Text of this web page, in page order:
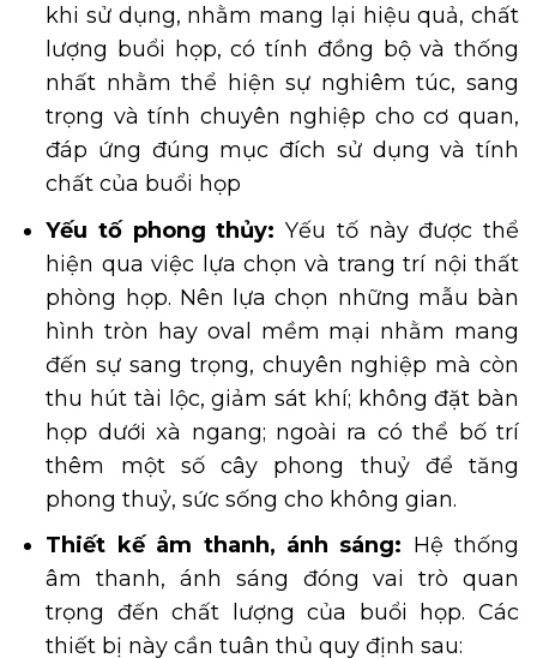
khi sử dụng, nhằm mang lại hiệu quả, chất
lượng buổi họp, có tính đồng bộ và thống
nhất nhằm thể hiện sự nghiêm túc, sang
trọng và tính chuyên nghiệp cho cơ quan,
đáp ứng đúng mục đích sử dụng và tính
chất của buổi họp
Yếu tố phong thủy:Yếu tố này được thể
hiện qua việc lựa chọn và trang trí nội thất
phòng họp. Nên lựa chọn những mẫu bàn
hình tròn hay oval mềm mại nhằm mang
đến sự sang trọng, chuyên nghiệp mà còn
thu hút tài lộc, giảm sát khí; không đặt bàn
họp dưới xà ngang; ngoài ra có thể bố trí
thêm một số cây phong thuỷ để tăng
phong thuỷ, sức sống cho không gian.
Thiết kế âm thanh, ánh sáng: Hệ thống
âm thanh, ánh sáng đóng vai trò quan
trọng đến chất lượng của buổi họp. Các
thiết bị này cần tuân thủ quy định sau: